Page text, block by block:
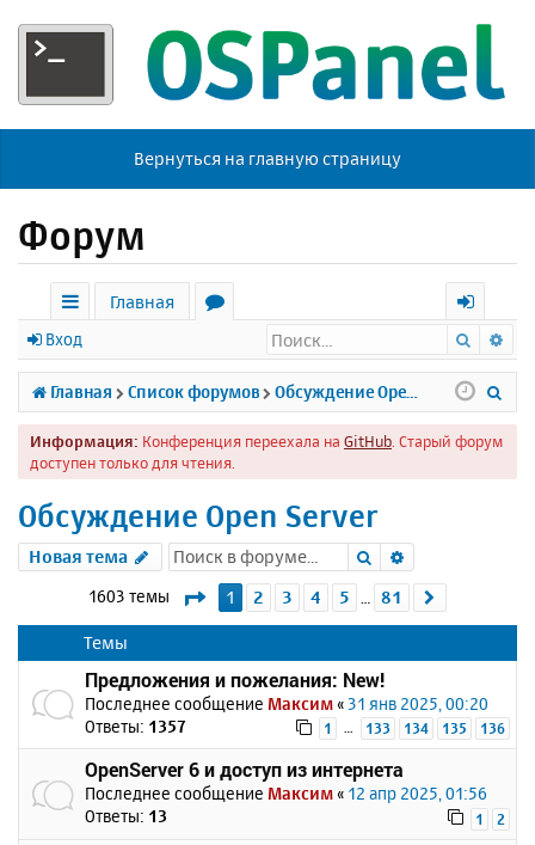
Вернуться на главную страницу
Форум
с
ы
л
к
Главная
р
у
м
х
о
д
Вход Поиск
Главная Список форумов
Информация: Конференция переехала на GitHub . Старый форум
доступен только для чтения.
Обсуждение Open Server
Новая тема Поиск
1603 темы Страница1 из 81
1 2 3 4 5 81
Темы
Предложения и пожелания: New!
Последнее сообщение Максим « 31 янв 2025, 00:20
Ответы: 1357 1 … 133 134 135 136
OpenServer 6 и доступ из интернета
Последнее сообщение Максим « 12 апр 2025, 01:56
Ответы: 13 1 2